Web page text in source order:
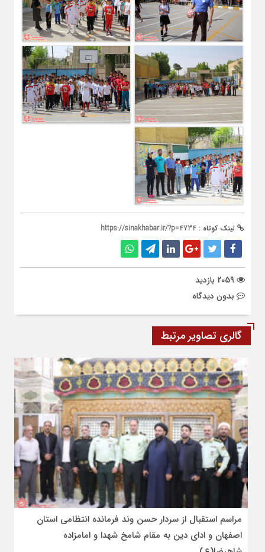
لینک کوتاه : https://sinakhabar.ir/?p=4734
بدون دیدگاه
گالری تصاویر مرتبط
مراسم استقبال از سردار حسن وند فرمانده انتظامی استان
اصفهان و ادای دین به مقام شامخ شهدا و امامزاده